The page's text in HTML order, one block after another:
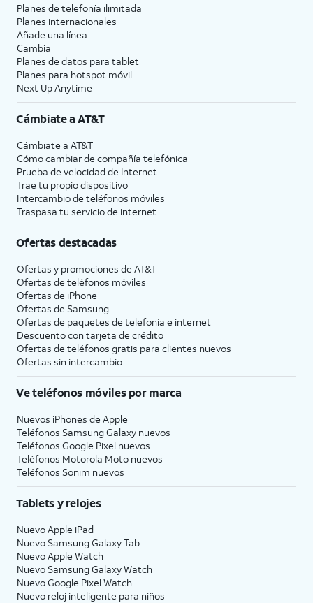
Planes de telefonía ilimitada
Planes internacionales
Añade una línea
Cambia
Planes de datos para tablet
Planes para hotspot móvil
Next Up Anytime
Cámbiate aAT&T
Cámbiate a AT&T
Cómo cambiar de compañía telefónica
Prueba de velocidad de Internet
Trae tu propio dispositivo
Intercambio de teléfonos móviles
Traspasa tu servicio de internet
Ofertas destacadas
Ofertas y promociones de AT&T
Ofertas de teléfonos móviles
Ofertas de iPhone
Ofertas de Samsung
Ofertas de paquetes de telefonía e internet
Descuento con tarjeta de crédito
Ofertas de teléfonos gratis para clientes nuevos
Ofertas sin intercambio
Ve teléfonos móviles por marca
Nuevos iPhones de Apple
Teléfonos Samsung Galaxy nuevos
Teléfonos Google Pixel nuevos
Teléfonos Motorola Moto nuevos
Teléfonos Sonim nuevos
Tablets y relojes
Nuevo Apple iPad
Nuevo Samsung Galaxy Tab
Nuevo Apple Watch
Nuevo Samsung Galaxy Watch
Nuevo Google Pixel Watch
Nuevo reloj inteligente para niños